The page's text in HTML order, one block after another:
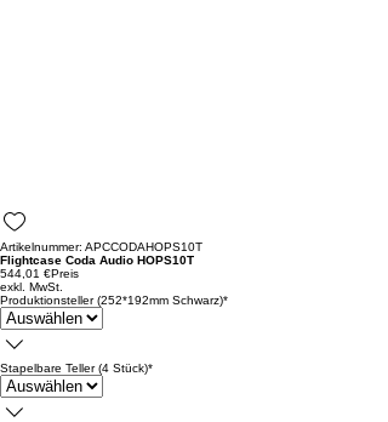
Artikelnummer: APCCODAHOPS10T
Flightcase Coda Audio HOPS10T
544,01 €Preis
exkl. MwSt.
Produktionsteller (252*192mm Schwarz)*
Stapelbare Teller (4 Stück)*